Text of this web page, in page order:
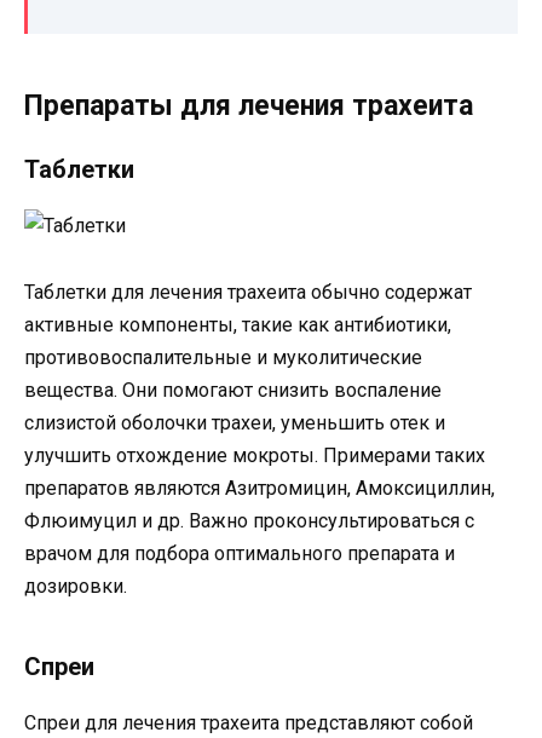
Препараты для лечения трахеита
Таблетки
Таблетки для лечения трахеита обычно содержат
активные компоненты, такие как антибиотики,
противовоспалительные и муколитические
вещества. Они помогают снизить воспаление
слизистой оболочки трахеи, уменьшить отек и
улучшить отхождение мокроты. Примерами таких
препаратов являются Азитромицин, Амоксициллин,
Флюимуцил и др. Важно проконсультироваться с
врачом для подбора оптимального препарата и
дозировки.
Спреи
Спреи для лечения трахеита представляют собой